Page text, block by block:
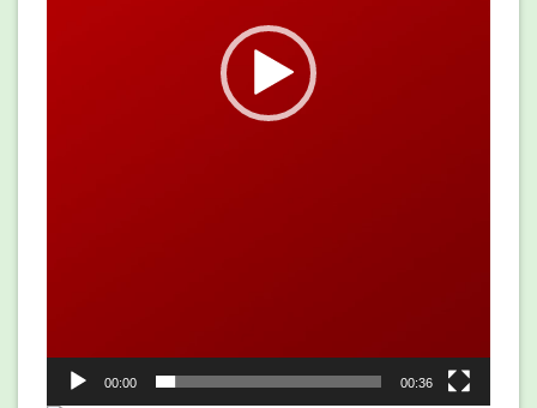
00:00 00:36